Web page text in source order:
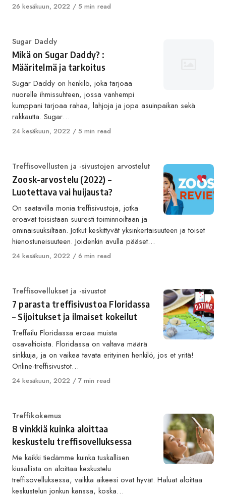
Published
26 kesäkuun, 2022 5 min read
Category
Sugar Daddy
Mikä on Sugar Daddy? :
Määritelmä ja tarkoitus
Sugar Daddy on henkilö, joka tarjoaa
nuorelle ihmissuhteen, jossa vanhempi
kumppani tarjoaa rahaa, lahjoja ja jopa asuinpaikan sekä
rakkautta. Sugar…
Published
24 kesäkuun, 2022 5 min read
Category
Treffisovellusten ja -sivustojen arvostelut
Zoosk-arvostelu (2022) –
Luotettava vai huijausta?
On saatavilla monia treffisivustoja, jotka
eroavat toisistaan ​​suuresti toiminnoiltaan ja
ominaisuuksiltaan. Jotkut keskittyvät yksinkertaisuuteen ja toiset
hienostuneisuuteen. Joidenkin avulla pääset…
Published
24 kesäkuun, 2022 6 min read
Category
Treffisovellukset ja -sivustot
7 parasta treffisivustoa Floridassa
– Sijoitukset ja ilmaiset kokeilut
Treffailu Floridassa eroaa muista
osavaltioista. Floridassa on valtava määrä
sinkkuja, ja on vaikea tavata erityinen henkilö, jos et yritä!
Online-treffisivustot…
Published
24 kesäkuun, 2022 7 min read
Category
Treffikokemus
8 vinkkiä kuinka aloittaa
keskustelu treffisovelluksessa
Me kaikki tiedämme kuinka tuskallisen
kiusallista on aloittaa keskustelu
treffisovelluksessa, vaikka aikeesi ovat hyvät. Haluat aloittaa
keskustelun jonkun kanssa, koska…